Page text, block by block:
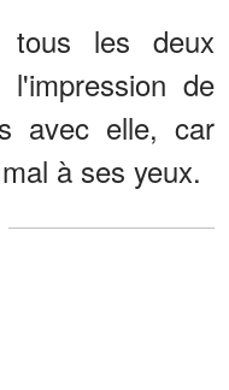
les deux
de
avec elle, car
à ses yeux.